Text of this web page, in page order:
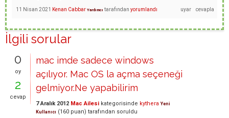
11 Nisan 2021 Kenan Cabbar Yardımcı tarafından yorumlandı
İlgili sorular
0
oy
2
cevap
mac imde sadece windows
açılıyor. Mac OS la açma seçeneği
gelmiyor.Ne yapabilirim
7 Aralık 2012 Mac Ailesi kategorisinde kythera Yeni
Kullanıcı (160 puan) tarafından soruldu